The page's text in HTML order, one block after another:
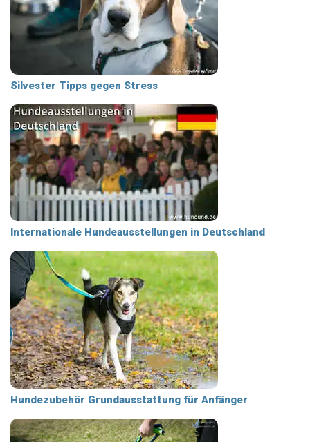
Silvester Tipps gegen Stress
Internationale Hundeausstellungen in Deutschland
Hundezubehör Grundausstattung für Anfänger